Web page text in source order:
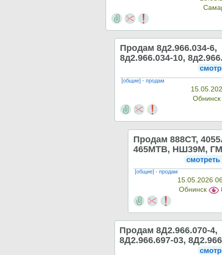
Продам 8д2.966.034-6,
8д2.966.034-10,
[общие] - продам
Обнинск
Продам 888СТ,
465МТВ, НШ39М,
смотреть
[общие] - продам
15.05.2026
Обнинск
Продам 8Д2.966.070-4,
8Д2.966.697-03,